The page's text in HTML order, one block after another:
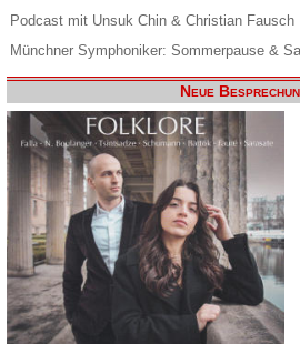
Podcast mit Unsuk Chin & Christian Fausch
Münchner Symphoniker: Sommerpause &
Neue